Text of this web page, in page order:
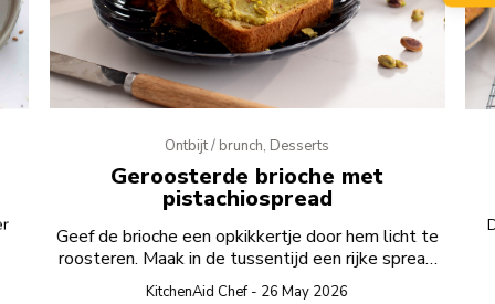
Ontbijt / brunch, Desserts
Geroosterde brioche met
pistachiospread
Geef de brioche een opkikkertje door hem licht te
roosteren. Maak in de tussentijd een rijke spread
van witte chocolade en pistachenoten.
KitchenAid Chef - 26 May 2026